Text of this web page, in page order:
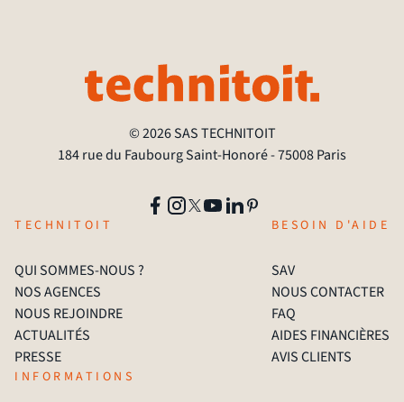
© 2026 SAS TECHNITOIT
184 rue du Faubourg Saint-Honoré - 75008 Paris
TECHNITOIT
QUI SOMMES-NOUS ?
NOS AGENCES
NOUS REJOINDRE
ACTUALITÉS
PRESSE
BESOIN D'AIDE
SAV
NOUS CONTACTER
FAQ
AIDES FINANCIÈRES
AVIS CLIENTS
INFORMATIONS